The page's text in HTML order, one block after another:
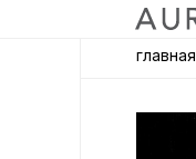
главная